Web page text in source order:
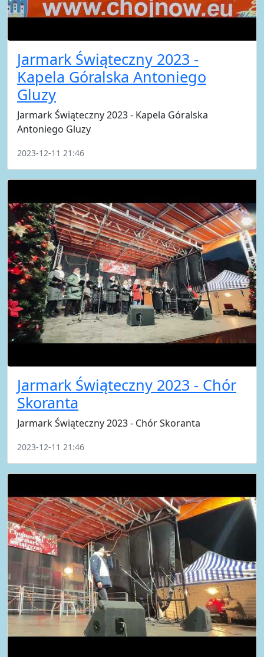
Jarmark Świąteczny 2023 -
Kapela Góralska Antoniego
Gluzy
Jarmark Świąteczny 2023 - Kapela Góralska
Antoniego Gluzy
2023-12-11 21:46
Jarmark Świąteczny 2023 - Chór
Skoranta
Jarmark Świąteczny 2023 - Chór Skoranta
2023-12-11 21:46